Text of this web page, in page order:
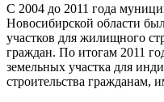
С 2004 до 2011 года
Новосибирской области
участков для жилищного
граждан. По итогам 2011
земельных участка для
строительства гражданам,